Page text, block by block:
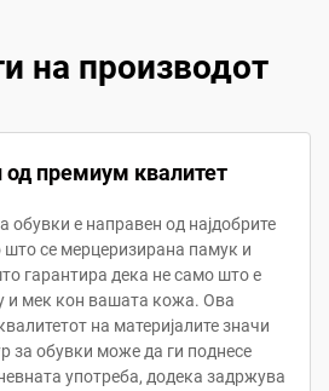
на производот
премиум квалитет
обувки е направен од најдобрите
што се мерцеризирана памук и
гарантира дека не само што е
и мек кон вашата кожа. Ова
на материјалите значи
за обувки може да ги поднесе
употреба, додека задржува